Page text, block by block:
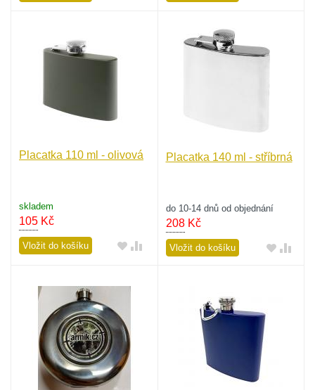
Placatka 110 ml - olivová
skladem
105 Kč
Vložit do košíku
Placatka 140 ml - stříbrná
do 10-14 dnů od objednání
208Kč
Vložit do košíku